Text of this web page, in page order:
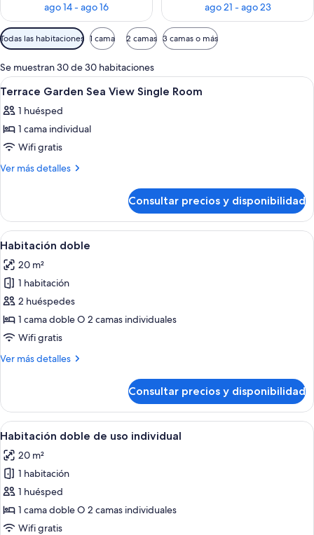
ago 14 - ago 16
ago 21 - ago 23
Filtros
disponibles
para
las
habitaciones
Todas las habitaciones 1 cama 2 camas 3 camas o más
Se muestran 30 de 30 habitaciones
Abrir
todas
las
fotos
de
Terrace
View
Single
Room
Una habitación de hotel con cama,
7
Terrace Garden Sea View Single Room
1 huésped
1 cama individual
Wifi gratis
Ver más detalles
Más
Garden
Sea
View
Room
Consultar precios y disponibilidad
Abrir
todas
las
fotos
de
Habitación
doble
Una habitación de hotel moderna
4
Habitación doble
20 m²
1 habitación
2 huéspedes
1 cama doble O 2 camas individuales
Wifi gratis
Ver más detalles
Más
doble
Consultar precios y disponibilidad
Abrir
todas
las
fotos
de
Habitación
doble
Una habitación de hotel moderna
4
Habitación doble de uso individual
20 m²
1 habitación
1 huésped
1 cama doble O 2 camas individuales
Wifi gratis